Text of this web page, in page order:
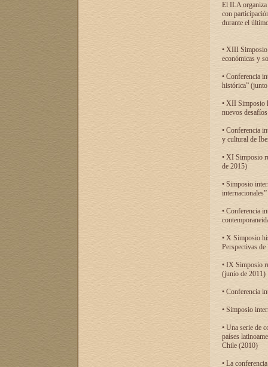
El ILA organiza
con
durante el
• XIII Simposio
económicas y
• Conferencia
histórica”
• XII Simposio
nuevos
• Conferencia
y cultural de
• XI Simposio
de 2015)
• Simposio
• Conferencia
• X Simposio
Perspectivas
• IX Simposio
(junio de 2011)
• Conferencia
• Simposio
• Una serie de
países
Chile (2010)
• La